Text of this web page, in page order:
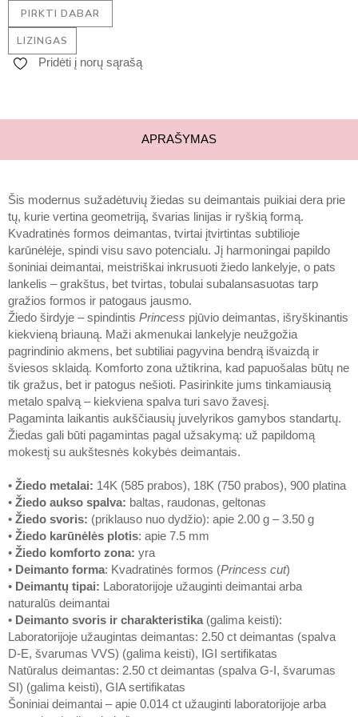
PIRKTI DABAR
LIZINGAS
Pridėti į norų sąrašą
APRAŠYMAS
Šis modernus sužadėtuvių žiedas su deimantais puikiai dera prie
tų, kurie vertina geometriją, švarias linijas ir ryškią formą.
Kvadratinės formos deimantas, tvirtai įtvirtintas subtilioje
karūnėlėje, spindi visu savo potencialu. Jį harmoningai papildo
šoniniai deimantai, meistriškai inkrusuoti žiedo lankelyje, o pats
lankelis – grakštus, bet tvirtas, tobulai subalansasuotas tarp
gražios formos ir patogaus jausmo.
Žiedo širdyje – spindintis Princess pjūvio deimantas, išryškinantis
kiekvieną briauną. Maži akmenukai lankelyje neužgožia
pagrindinio akmens, bet subtiliai pagyvina bendrą išvaizdą ir
šviesos sklaidą. Komforto zona užtikrina, kad papuošalas būtų ne
tik gražus, bet ir patogus nešioti. Pasirinkite jums tinkamiausią
metalo spalvą – kiekviena spalva turi savo žavesį.
Pagaminta laikantis aukščiausių juvelyrikos gamybos standartų.
Žiedas gali būti pagamintas pagal užsakymą: už papildomą
mokestį su aukštesnės kokybės deimantais.
• Žiedo metalai: 14K (585 prabos), 18K (750 prabos), 900 platina
• Žiedo aukso spalva: baltas, raudonas, geltonas
• Žiedo svoris: (priklauso nuo dydžio): apie 2.00 g – 3.50 g
• Žiedo karūnėlės plotis: apie 7.5 mm
• Žiedo komforto zona: yra
• Deimanto forma: Kvadratinės formos (Princess cut)
• Deimantų tipai: Laboratorijoje užauginti deimantai arba
naturalūs deimantai
• Deimanto svoris ir charakteristika (galima keisti):
Laboratorijoje užaugintas deimantas: 2.50 ct deimantas (spalva
D-E, švarumas VVS) (galima keisti), IGI sertifikatas
Natūralus deimantas: 2.50 ct deimantas (spalva G-I, švarumas
SI) (galima keisti), GIA sertifikatas
Šoniniai deimantai – apie 0.014 ct užauginti laboratorijoje arba